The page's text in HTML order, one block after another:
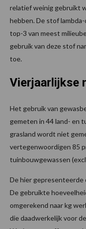
relatief weinig gebruikt
hebben. De stof
top-3 van meest
gebruik van deze stof
toe.
Vierjaarlijkse
Het gebruik van
gemeten in 44 land- en
grasland wordt niet
vertegenwoordigen 85
tuinbouwgewassen
De hier gepresenteerde
De gebruikte
omgerekend naar kg
die daadwerkelijk voor